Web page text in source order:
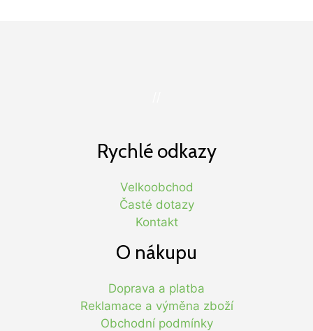
Rychlé odkazy
Velkoobchod
Časté dotazy
Kontakt
O nákupu
Doprava a platba
Reklamace a výměna zboží
Obchodní podmínky